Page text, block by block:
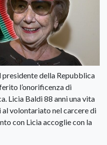
presidente della Repubblica
l’onorificenza di
Licia Baldi 88 anni una vita
al volontariato nel carcere di
con Licia accoglie con la